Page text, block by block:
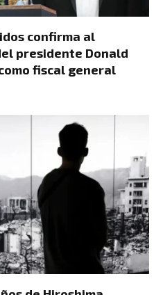
confirma al
presidente Donald
fiscal general